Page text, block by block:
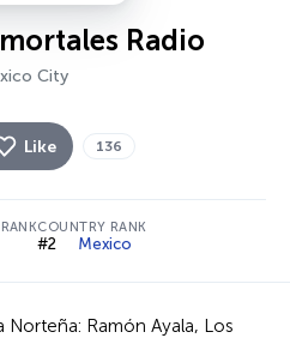
Radio
City
Like 136
COUNTRY RANK
#2 Mexico
Norteña: Ramón Ayala, Los